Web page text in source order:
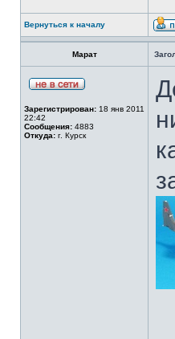
Вернуться к началу
Марат
Зарегистрирован: 18 янв 2011
22:42
Сообщения: 4883
Откуда: г. Курск